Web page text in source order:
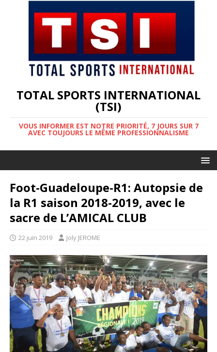
TOTAL SPORTS INTERNATIONAL
(TSI)
VOUS INFORMER EST NOTRE PRIORITÉ, 7 JOURS SUR 7
AVEC TOUJOURS LE MÊME PROFESSIONNALISME
Foot-Guadeloupe-R1: Autopsie de
la R1 saison 2018-2019, avec le
sacre de L’AMICAL CLUB
22 juin 2019 Joly JEROME